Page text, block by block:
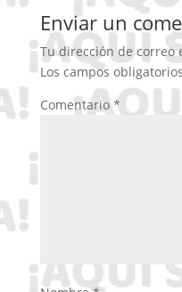
Enviar un
Tu dirección de correo
Los campos
Comentario*